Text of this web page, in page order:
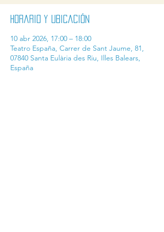
Horario y ubicación
10 abr 2026, 17:00 – 18:00
Teatro España, Carrer de Sant Jaume, 81,
07840 Santa Eulària des Riu, Illes Balears,
España